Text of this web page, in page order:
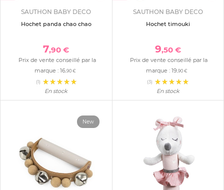
SAUTHON BABY DECO
Hochet panda chao chao
7,90 €
Prix de vente conseillé par la
marque : 16,90 €
(1)
En stock
SAUTHON BABY DECO
Hochet timouki
9,50 €
Prix de vente conseillé par la
marque :19,90 €
(3)
En stock
New